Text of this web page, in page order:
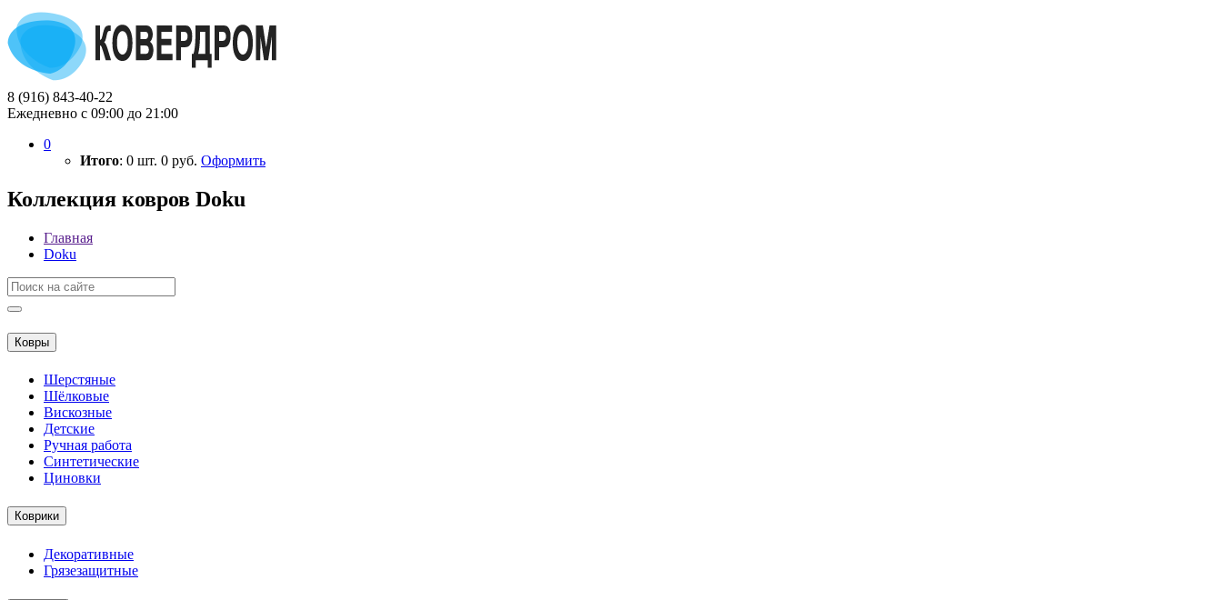
8 (916) 843-40-22
Ежедневно с 09:00 до 21:00
0
Итого: 0 шт. 0 руб. Оформить
Коллекция ковров Doku
Главная
Doku
Ковры
Шерстяные
Шёлковые
Вискозные
Детские
Ручная работа
Синтетические
Циновки
Коврики
Декоративные
Грязезащитные